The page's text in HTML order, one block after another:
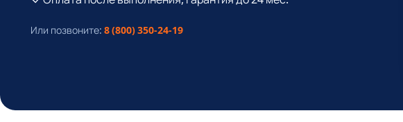
Или позвоните: 8 (800) 350-24-19